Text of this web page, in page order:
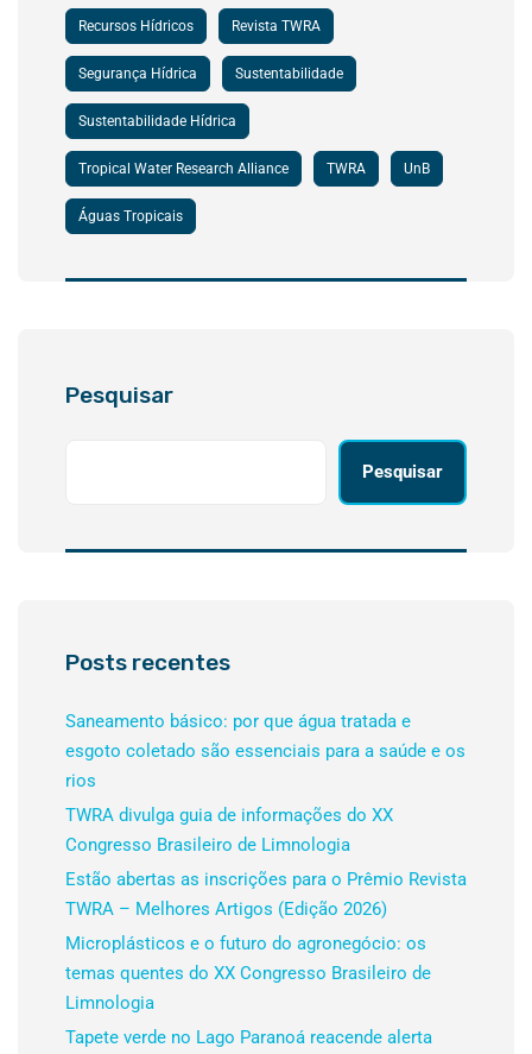
Recursos Hídricos Revista TWRA
Segurança Hídrica Sustentabilidade
Sustentabilidade Hídrica
Tropical Water Research Alliance TWRA UnB
Águas Tropicais
Pesquisar
Pesquisar
Posts recentes
Saneamento básico: por que água tratada e
esgoto coletado são essenciais para a saúde e os
rios
TWRA divulga guia de informações do XX
Congresso Brasileiro de Limnologia
Estão abertas as inscrições para o Prêmio Revista
TWRA – Melhores Artigos (Edição 2026)
Microplásticos e o futuro do agronegócio: os
temas quentes do XX Congresso Brasileiro de
Limnologia
Tapete verde no Lago Paranoá reacende alerta